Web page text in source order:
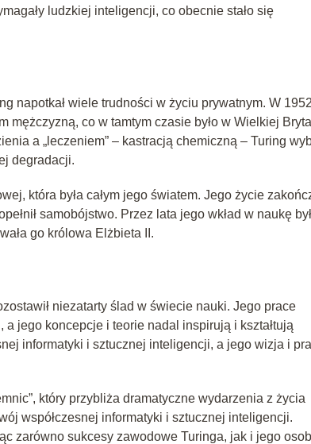
ludzkiej inteligencji, co obecnie stało się
napotkał wiele trudności w życiu prywatnym. W 1952
mężczyzną, co w tamtym czasie było w Wielkiej
a „leczeniem” – kastracją chemiczną – Turing
degradacji.
która była całym jego światem. Jego życie
samobójstwo. Przez lata jego wkład w naukę był
go królowa Elżbieta II.
niezatarty ślad w świecie nauki. Jego prace
jego koncepcje i teorie nadal inspirują i kształtują
informatyki i sztucznej inteligencji, a jego wizja i
który przybliża dramatyczne wydarzenia z życia
współczesnej informatyki i sztucznej inteligencji.
zarówno sukcesy zawodowe Turinga, jak i jego